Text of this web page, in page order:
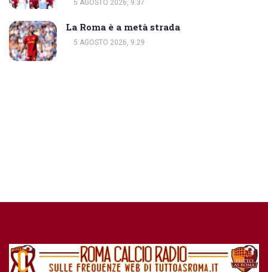
5 AGOSTO 2026, 9:37
La Roma è a metà strada
5 AGOSTO 2026, 9:29